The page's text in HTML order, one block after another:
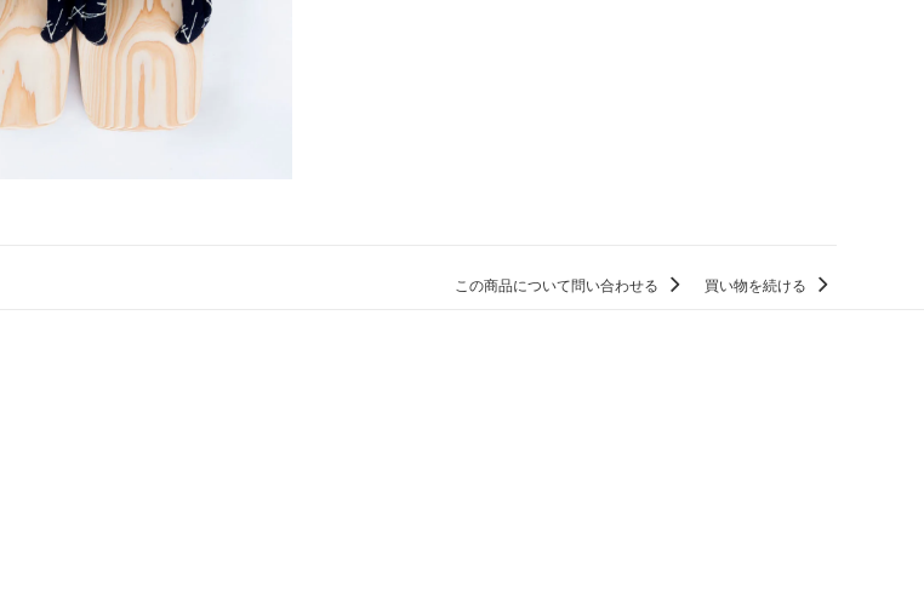
この商品について問い合わせる 買い物を続ける